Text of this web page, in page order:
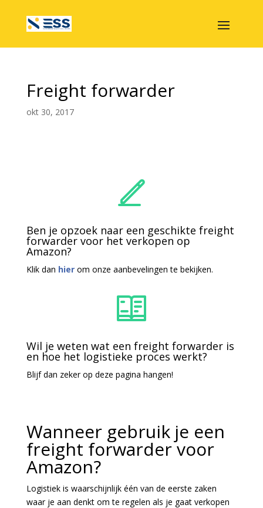
Freight forwarder
okt 30, 2017
Ben je opzoek naar een geschikte freight
forwarder voor het verkopen op
Amazon?
Klik dan hierom onze aanbevelingen te bekijken.
Wil je weten wat een freight forwarder is
en hoe het logistieke proces werkt?
Blijf dan zeker op deze pagina hangen!
Wanneer gebruik je een
freight forwarder voor
Amazon?
Logistiek is waarschijnlijk één van de eerste zaken
waar je aan denkt om te regelen als je gaat verkopen